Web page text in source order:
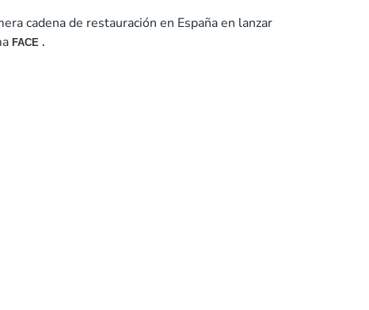
cadena de restauración en España en lanzar
FACE .